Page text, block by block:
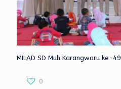
MILAD SD Muh Karangwaru ke-49
0